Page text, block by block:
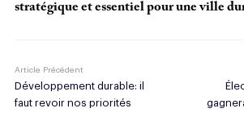
stratégique et essentiel pour une ville
Article Précédent
Développement durable: il
faut revoir nos priorités